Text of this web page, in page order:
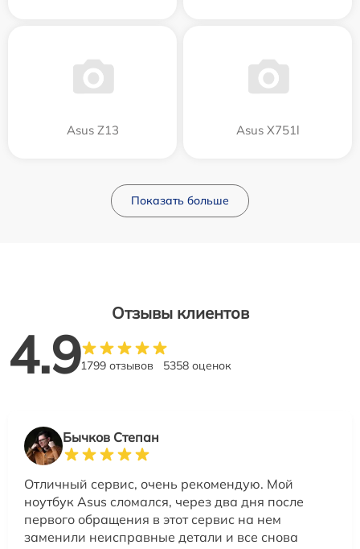
Asus Z13 Asus X751l
Показать больше
Отзывы клиентов
4.91799 отзывов 5358 оценок
Бычков Степан
Отличный сервис, очень рекомендую. Мой
ноутбук Asus сломался, через два дня после
первого обращения в этот сервис на нем
заменили неисправные детали и все снова